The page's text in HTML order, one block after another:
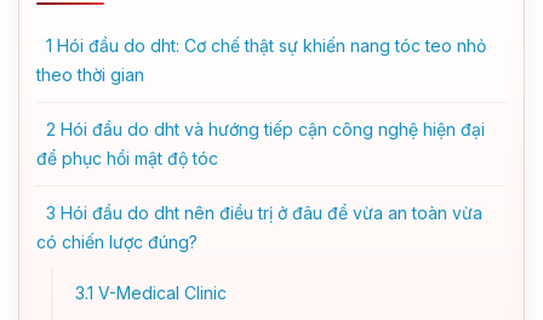
1 Hói đầu do dht: Cơ chế thật sự khiến nang tóc teo nhỏ
theo thời gian
2 Hói đầu do dht và hướng tiếp cận công nghệ hiện đại
để phục hồi mật độ tóc
3 Hói đầu do dht nên điều trị ở đâu để vừa an toàn vừa
có chiến lược đúng?
3.1 V-Medical Clinic